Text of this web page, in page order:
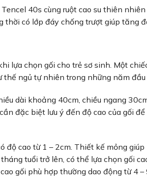
40s cùng ruột cao su thiên
có lớp đáy chống trượt giúp tăng
lựa chọn gối cho trẻ sơ sinh. Một
ngủ tự nhiên trong những năm đầu
dài khoảng 40cm, chiều ngang
đặc biệt lưu ý đến độ cao của gối
độ cao từ 1 – 2cm. Thiết kế mỏng
tuổi trở lên, có thể lựa chọn gối
gối phù hợp thường dao động từ 4 –